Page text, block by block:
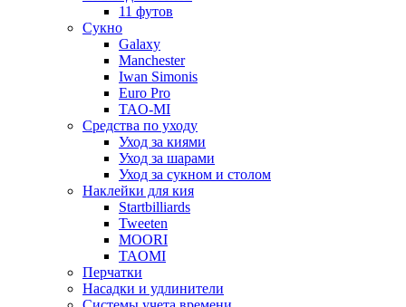
11 футов
Сукно
Galaxy
Manchester
Iwan Simonis
Euro Pro
TAO-MI
Средства по уходу
Уход за киями
Уход за шарами
Уход за сукном и столом
Наклейки для кия
Startbilliards
Tweeten
MOORI
TAOMI
Перчатки
Насадки и удлинители